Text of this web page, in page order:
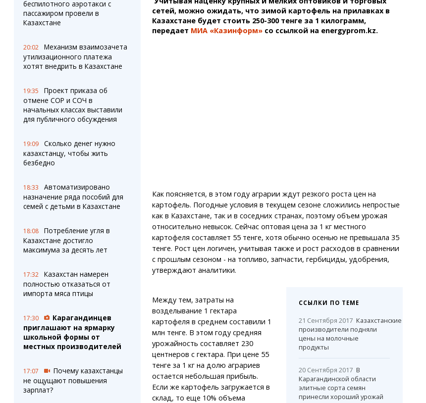
Штрихи
Фотокомиксы
Коллаж недели
Пробки
Карта Караганды
Организации
Мой участковый
Темиртау
Балхаш
Жезказган
Медиа
Фото
Видео
3D-тур
Timelapse
беспилотного аэротакси с
пассажиром провели в
Казахстане
20:02
Механизм взаимозачета
утилизационного платежа
хотят внедрить в Казахстане
19:35
Проект приказа об
отмене СОР и СОЧ в
начальных классах выставили
для публичного обсуждения
19:09
Сколько денег нужно
казахстанцу, чтобы жить
безбедно
18:33
Автоматизировано
назначение ряда пособий для
семей с детьми в Казахстане
18:08
Потребление угля в
Казахстане достигло
максимума за десять лет
17:32
Казахстан намерен
полностью отказаться от
импорта мяса птицы
17:30
Карагандинцев
приглашают на ярмарку
школьной формы от
местных производителей
17:07
Почему казахстанцы
не ощущают повышения
зарплат?
сетей, можно ожидать, что зимой картофель на прилавках в
Казахстане будет стоить 250-300 тенге за 1 килограмм,
передает МИА «Казинформ»со ссылкой на energyprom.kz.
Как поясняется, в этом году аграрии ждут резкого роста цен на
картофель. Погодные условия в текущем сезоне сложились непростые
как в Казахстане, так и в соседних странах, поэтому объем урожая
относительно невысок. Сейчас оптовая цена за 1 кг местного
картофеля составляет 55 тенге, хотя обычно осенью не превышала 35
тенге. Рост цен логичен, учитывая также и рост расходов в сравнении
с прошлым сезоном - на топливо, запчасти, гербициды, удобрения,
утверждают аналитики.
ССЫЛКИ ПО ТЕМЕ
21 Сентября 2017 Казахстанские
производители подняли
цены на молочные
продукты
20 Сентября 2017 В
Карагандинской области
элитные сорта семян
принесли хороший урожай
Между тем, затраты на
возделывание 1 гектара
картофеля в среднем составили 1
млн тенге. В этом году средняя
урожайность составляет 230
центнеров с гектара. При цене 55
тенге за 1 кг на долю аграриев
остается небольшая прибыль.
Если же картофель загружается в
склад, то еще 10% объема